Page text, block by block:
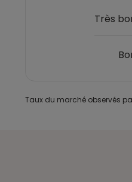
Très
Taux du marché observés